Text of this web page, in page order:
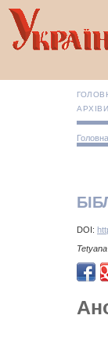
АРХІВИ
Головна
DOI: